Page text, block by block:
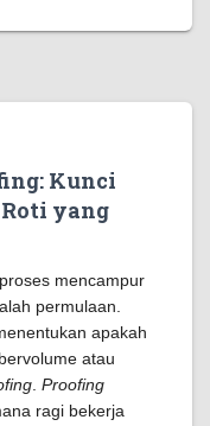
Kunci
yang
, proses mencampur
permulaan.
apakah
atau
Proofing
ragi bekerja